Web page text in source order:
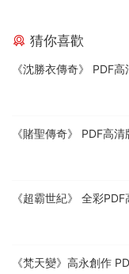
猜你喜歡
《沈勝衣傳奇》 PDF
《賭聖傳奇》 PDF高
《超霸世紀》 全彩
《梵天變》高永創作